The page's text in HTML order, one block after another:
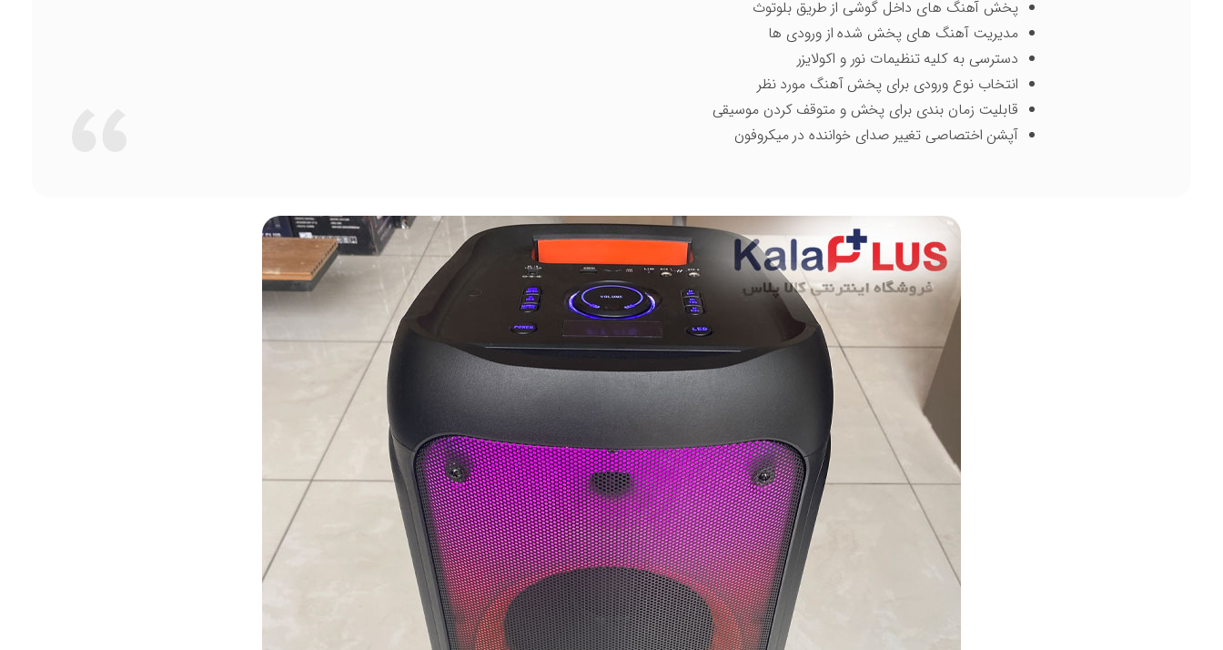
پخش آهنگ های داخل گوشی از طریق بلوتوث
مدیریت آهنگ های پخش شده از ورودی ها
دسترسی به کلیه تنظیمات نور و اکولایزر
انتخاب نوع ورودی برای پخش آهنگ مورد نظر
قابلیت زمان بندی برای پخش و متوقف کردن موسیقی
آپشن اختصاصی تغییر صدای خواننده در میکروفون